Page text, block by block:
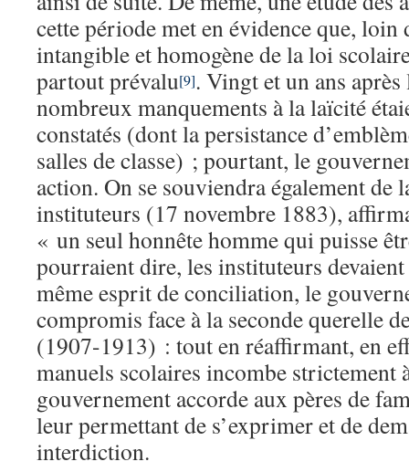
cette période met en évidence que, loin
intangible et homogène de la loi
partout prévalu[9]. Vingt et un ans
nombreux manquements à la laïcité
constatés (dont la persistance
salles de classe) ; pourtant, le
action. On se souviendra également de
instituteurs (17 novembre 1883),
« un seul honnête homme qui puisse
pourraient dire, les instituteurs devaient
même esprit de conciliation, le
compromis face à la seconde querelle
(1907-1913) : tout en réaffirmant, en
manuels scolaires incombe strictement
gouvernement accorde aux pères de
leur permettant de s’exprimer et de
interdiction.